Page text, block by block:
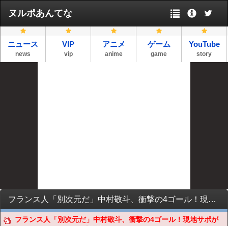
ヌルポあんてな
ニュース
news
VIP
vip
アニメ
anime
ゲーム
game
YouTube
story
フランス人「別次元だ」中村敬斗、衝撃の4ゴール！現地サポが大荒れ！そのワケとは!?【海外の反応】
フランス人「別次元だ」中村敬斗、衝撃の4ゴール！現地サポが